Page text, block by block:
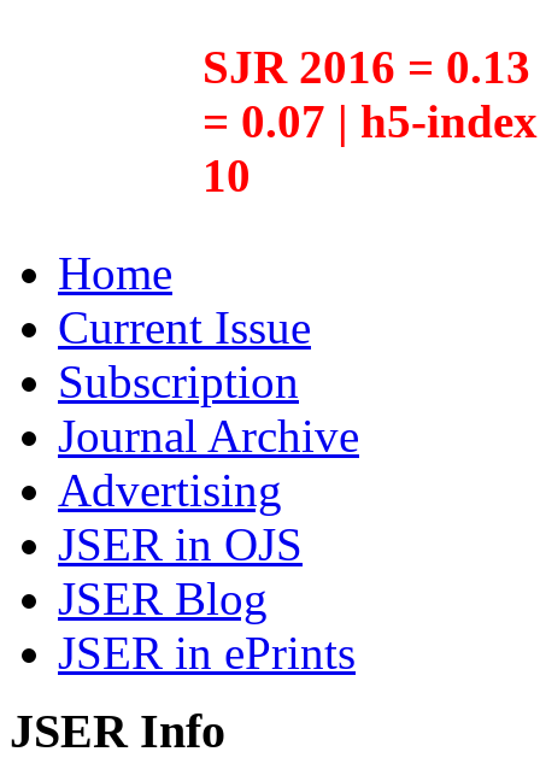
SJR 2016 =
= 0.07 | h5-
10
Home
Current Issue
Subscription
Journal Archive
Advertising
JSER in OJS
JSER Blog
JSER in ePrints
JSER Info